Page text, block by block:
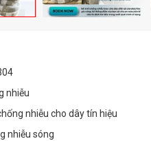
nhiễu
nhiễu cho dây tín hiệu
nhiễu sóng